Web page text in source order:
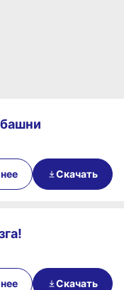
Скачать
Скачать